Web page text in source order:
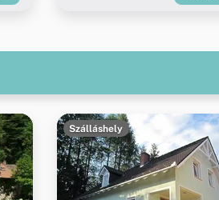
Szálláshely